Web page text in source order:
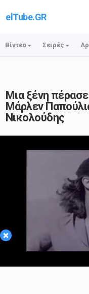
elTube.GR
Βίντεο Σειρές
Μια ξένη
Μάρλεν
Νικολούδης
×